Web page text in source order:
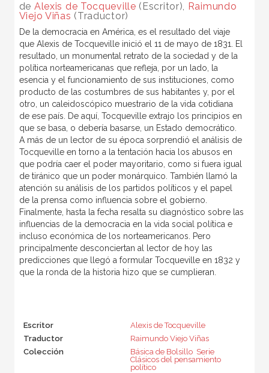
de Alexis de Tocqueville (Escritor), Raimundo
Viejo Viñas (Traductor)
De la democracia en América, es el resultado del viaje
que Alexis de Tocqueville inició el 11 de mayo de 1831. El
resultado, un monumental retrato de la sociedad y de la
política norteamericanas que refleja, por un lado, la
esencia y el funcionamiento de sus instituciones, como
producto de las costumbres de sus habitantes y, por el
otro, un caleidoscópico muestrario de la vida cotidiana
de ese país. De aquí, Tocqueville extrajo los principios en
que se basa, o debería basarse, un Estado democrático.
A más de un lector de su época sorprendió el análisis de
Tocqueville en torno a la tentación hacia los abusos en
que podría caer el poder mayoritario, como si fuera igual
de tiránico que un poder monárquico. También llamó la
atención su análisis de los partidos políticos y el papel
de la prensa como influencia sobre el gobierno.
Finalmente, hasta la fecha resalta su diagnóstico sobre las
influencias de la democracia en la vida social política e
incluso económica de los norteamericanos. Pero
principalmente desconciertan al lector de hoy las
predicciones que llegó a formular Tocqueville en 1832 y
que la ronda de la historia hizo que se cumplieran.
Escritor
Alexis de Tocqueville
Traductor
Raimundo Viejo Viñas
Colección
Básica de Bolsillo  Serie
Clásicos del pensamiento
político